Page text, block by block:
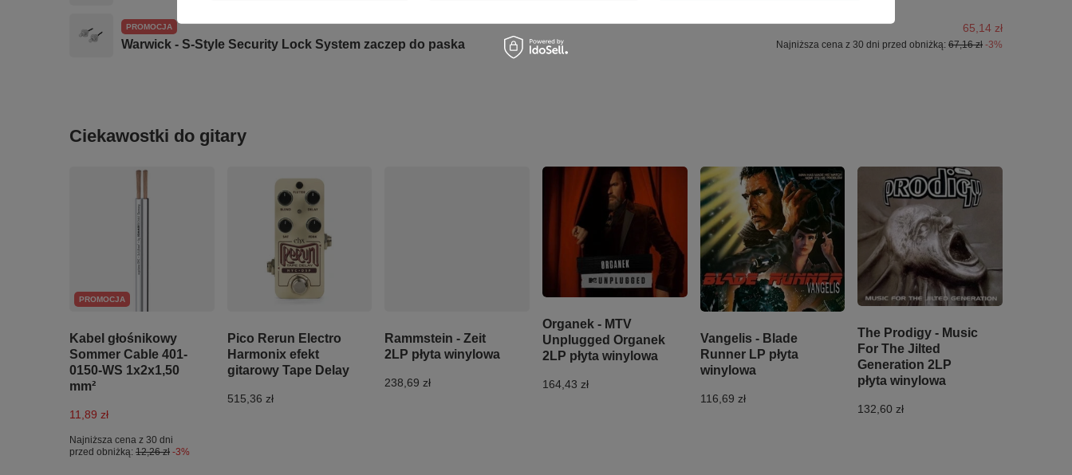
PROMOCJA
Warwick - S-Style Security Lock System zaczep do paska
65,14 zł
Najniższa cena z 30 dni przed obniżką: 67,16 zł -3%
Ciekawostki do gitary
PROMOCJA
Kabel głośnikowy
Sommer Cable 401-
0150-WS 1x2x1,50
mm²
11,89 zł
Najniższa cena z 30 dni
przed obniżką: 12,26 zł -3%
Pico Rerun Electro
Harmonix efekt
gitarowy Tape Delay
515,36 zł
Rammstein - Zeit
2LP płyta winylowa
238,69 zł
Organek - MTV
Unplugged Organek
2LP płyta winylowa
164,43 zł
Vangelis - Blade
Runner LP płyta
winylowa
116,69 zł
The Prodigy - Music
For The Jilted
Generation 2LP
płyta winylowa
132,60 zł